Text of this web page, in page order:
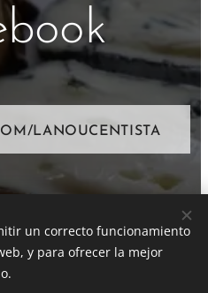
LANOUCENTISTA
un correcto funcionamiento
y para ofrecer la mejor